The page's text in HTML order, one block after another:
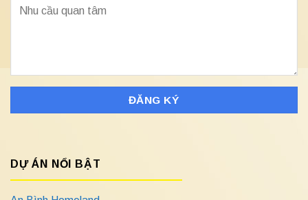
DỰ ÁN NỔI BẬT